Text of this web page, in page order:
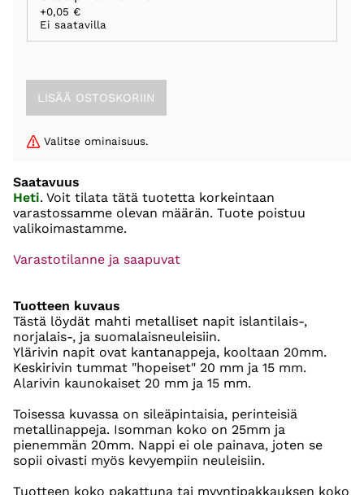
+0,05 €
Ei saatavilla
Valitse ominaisuus.
Saatavuus
Heti. Voit tilata tätä tuotetta korkeintaan
varastossamme olevan määrän. Tuote poistuu
valikoimastamme.
Varastotilanne ja saapuvat
Tuotteen kuvaus
Tästä löydät mahti metalliset napit islantilais-,
norjalais-, ja suomalaisneuleisiin.
Ylärivin napit ovat kantanappeja, kooltaan 20mm.
Keskirivin tummat "hopeiset" 20 mm ja 15 mm.
Alarivin kaunokaiset 20 mm ja 15 mm.
Toisessa kuvassa on sileäpintaisia, perinteisiä
metallinappeja. Isomman koko on 25mm ja
pienemmän 20mm. Nappi ei ole painava, joten se
sopii oivasti myös kevyempiin neuleisiin.
Tuotteen koko pakattuna tai myyntipakkauksen koko